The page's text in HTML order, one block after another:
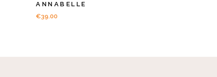
ANNABELLE
€39.00